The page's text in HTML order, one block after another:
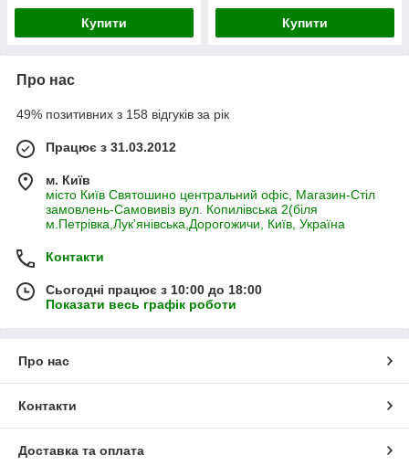
Купити Купити
Про нас
49% позитивних з 158 відгуків за рік
Працює з 31.03.2012
м. Київ
місто Київ Святошино центральний офіс, Магазин-Стіл
замовлень-Самовивіз вул. Копилівська 2(біля
м.Петрівка,Лук'янівська,Дорогожичи, Київ, Україна
Контакти
Сьогодні працює з 10:00 до 18:00
Показати весь графік роботи
Про нас
Контакти
Доставка та оплата